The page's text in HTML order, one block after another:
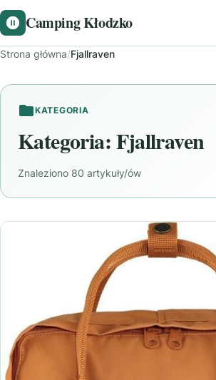
Camping Kłodzko
Strona główna/Fjallraven
KATEGORIA
Kategoria:Fjallraven
Znaleziono 80 artykuły/ów